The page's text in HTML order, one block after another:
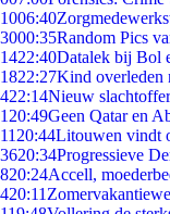
1006:40
3000:35Random Pics
1422:40Datalek bij Bol
1822:27Kind overleden
422:14Nieuw
1 20:49Geen Qatar en
11 20:44Litouwen vindt
3620:34Progressieve
820:24Accell,
420:11